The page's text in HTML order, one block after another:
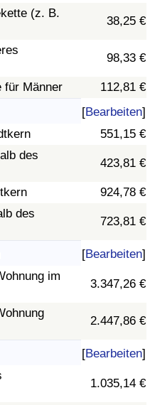
(z. B.
38,25 €
98,33 €
für Männer 112,81 €
[Bearbeiten]
551,15 €
des
423,81 €
924,78 €
des
723,81 €
[Bearbeiten]
im
3.347,26 €
2.447,86 €
[Bearbeiten]
1.035,14 €